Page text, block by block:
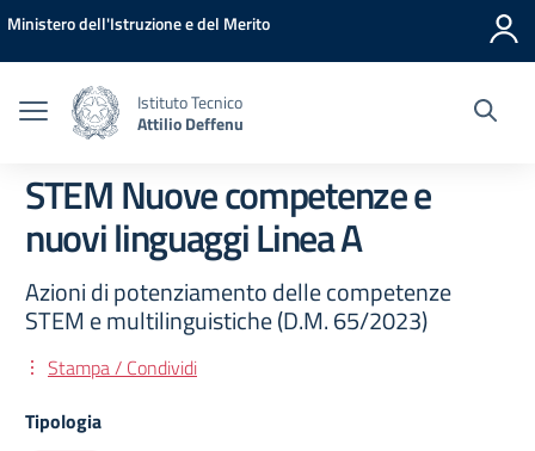
Vai ai contenuti
Vai al menu di navigazione
Vai al footer
Ministero dell'Istruzione e del Merito
Istituto Tecnico
Attilio Deffenu
STEM Nuove competenze e
nuovi linguaggi Linea A
Azioni di potenziamento delle competenze
STEM e multilinguistiche (D.M. 65/2023)
Stampa / Condividi
Tipologia